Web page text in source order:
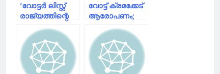
‘വോട്ടർ ലിസ്റ്റ്
രാജ്യത്തിന്റെ
സ്വത്ത്,
തിരഞ്ഞെടുപ്പ്
കമ്മീഷൻ
BJPയുമായി
ചേർന്ന്
വോട്ട് ക്രമക്കേട്
ആരോപണം;
‘പുറത്തുവിട്ട
രേഖകൾ തെറ്റ്’;
രാഹുൽ ​
ഗാന്ധിക്ക്
നോട്ടീസ് അയച്ച്